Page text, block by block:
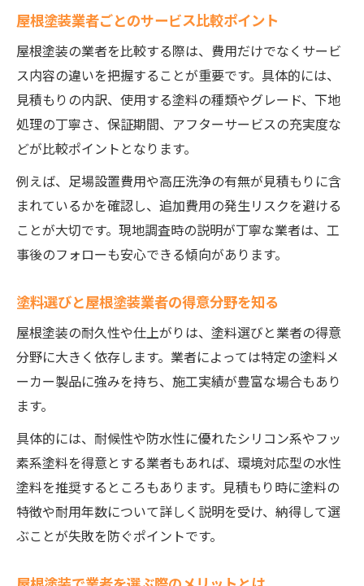
屋根塗装業者ごとのサービス比較ポイント
屋根塗装の業者を比較する際は、費用だけでなくサービ
ス内容の違いを把握することが重要です。具体的には、
見積もりの内訳、使用する塗料の種類やグレード、下地
処理の丁寧さ、保証期間、アフターサービスの充実度な
どが比較ポイントとなります。
例えば、足場設置費用や高圧洗浄の有無が見積もりに含
まれているかを確認し、追加費用の発生リスクを避ける
ことが大切です。現地調査時の説明が丁寧な業者は、工
事後のフォローも安心できる傾向があります。
塗料選びと屋根塗装業者の得意分野を知る
屋根塗装の耐久性や仕上がりは、塗料選びと業者の得意
分野に大きく依存します。業者によっては特定の塗料メ
ーカー製品に強みを持ち、施工実績が豊富な場合もあり
ます。
具体的には、耐候性や防水性に優れたシリコン系やフッ
素系塗料を得意とする業者もあれば、環境対応型の水性
塗料を推奨するところもあります。見積もり時に塗料の
特徴や耐用年数について詳しく説明を受け、納得して選
ぶことが失敗を防ぐポイントです。